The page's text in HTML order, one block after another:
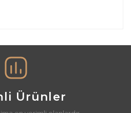
Yorum Yaz
teşekkür ederiz.
veya görüntülenemiyor.
bulunuyor.
Ürünler